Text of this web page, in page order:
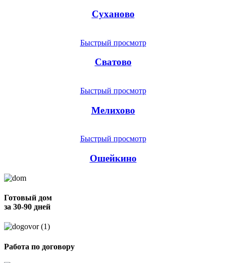
Суханово
Быстрый просмотр
Сватово
Быстрый просмотр
Мелихово
Быстрый просмотр
Ошейкино
Готовый дом
за 30-90 дней
Работа по договору